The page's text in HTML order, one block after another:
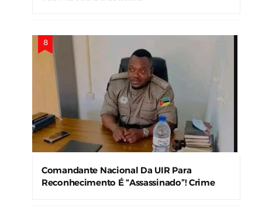
Comandante Nacional Da UIR Para
Reconhecimento É “Assassinado”! Crime